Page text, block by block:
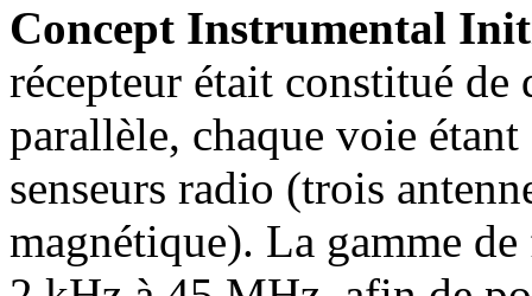
Concept Instrumental
récepteur était constitué de
parallèle, chaque voie
senseurs radio (trois
magnétique). La gamme